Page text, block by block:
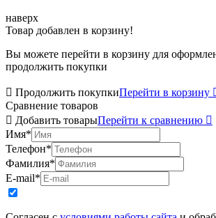
наверх
Товар добавлен в корзину!
Вы можете перейти в корзину для
продолжить покупки
 Продолжить покупкиПерейти в корзину
Сравнение товаров
 Добавить товарыПерейти к сравнению 
Имя*
Телефон*
Фамилия*
E-mail*